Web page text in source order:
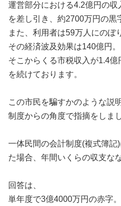
運営部分における4.2億円の収
を差し引き、約2700万円の黒
また、利用者は59万人にのぼ
その経済波及効果は140億円。
そこからくる市税収入が1.4
を続けております。
この市民を騙すかのような説
制度からの角度で指摘をしまし
一体民間の会計制度(複式簿記
た場合、年間いくらの収支な
回答は、
単年度で3億4000万円の赤字。